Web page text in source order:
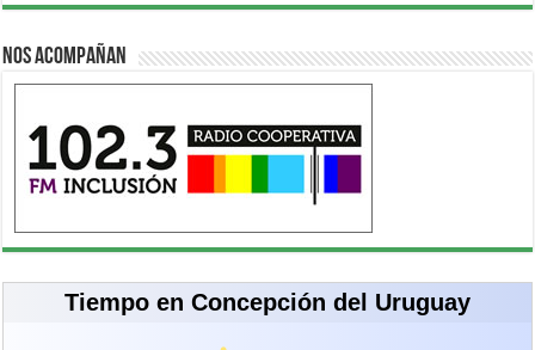
Nos acompañan
Tiempo en Concepción del Uruguay